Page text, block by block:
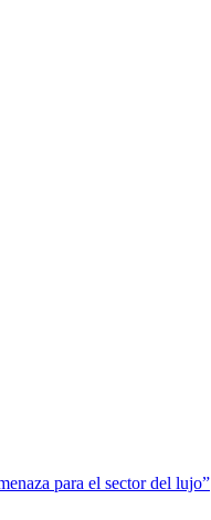
para el sector del lujo”